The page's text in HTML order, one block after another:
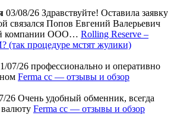
03/08/26 Здравствуйте! Оставила заявку
связался Попов Евгений Валерьевич
компании ООО… Rolling Reserve –
процедуре мстят жулики)
07/26 профессионально и оперативно
Ferma cc — отзывы и обзор
26 Очень удобный обменник, всегда
Ferma cc — отзывы и обзор